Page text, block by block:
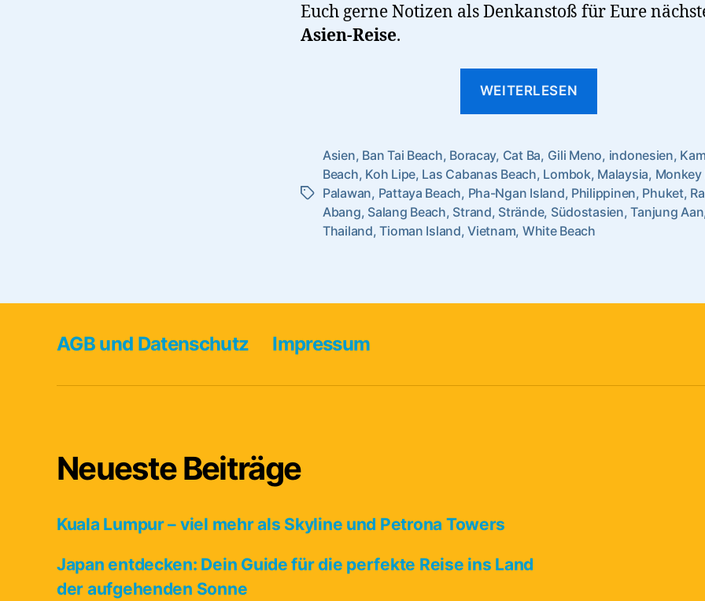
Euch gerne Notizen als Denkanstoß für Eure
Asien-Reise.
WEITERLESEN
Strände
in
Südostasien”
Schlagwörter
Asien, Ban Tai Beach, Boracay, Cat Ba, Gili Meno, indonesien,
Beach, Koh Lipe, Las Cabanas Beach, Lombok, Malaysia, Monkey
Palawan, Pattaya Beach, Pha-Ngan Island, Philippinen, Phuket,
Abang, Salang Beach, Strand, Strände, Südostasien,Tanjung Aan
Thailand,Tioman Island,Vietnam, White Beach
AGB und Datenschutz Impressum
Neueste Beiträge
Kuala Lumpur – viel mehr als Skyline und Petrona Towers
Japan entdecken: Dein Guide für die perfekte Reise ins Land
der aufgehenden Sonne